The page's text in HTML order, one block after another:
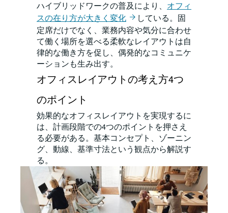
ハイブリッドワークの普及により、 オフィ
スの在り方が大きく変化
している。固
定席だけでなく、業務内容や気分に合わせ
て働く場所を選べる柔軟なレイアウトは自
律的な働き方を促し、偶発的なコミュニケ
ーションも生み出す。
オフィスレイアウトの考え方4つ
のポイント
効果的なオフィスレイアウトを実現するに
は、計画段階での4つのポイントを押さえ
る必要がある。基本コンセプト、ゾーニン
グ、動線、基準寸法という観点から解説す
る。